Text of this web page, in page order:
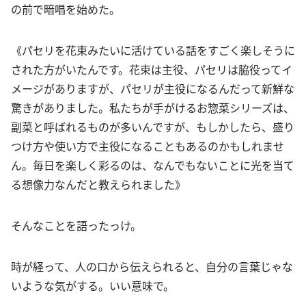
の前で暗唱を始めた。
《パセリを花束みたいに活けている話をすごく楽しそうに
された方がいたんです。花束は主役、パセリは脇役ってイ
メージがありますが、パセリが主役になるんだって新鮮な
驚きがありました。私たちが手がけるお惣菜シリーズは、
副菜と呼ばれるものが多いんですが、もしかしたら、盛り
つけ方や使い方で主役になることもあるのかもしれませ
ん。毎日を楽しく彩るのは、なんでもないことに光を当て
る想像力なんだと教えられました》
そんなことを語ったっけ。
時が経って、人の口から伝えられると、自分の言葉じゃな
いような気がする。いい意味で。